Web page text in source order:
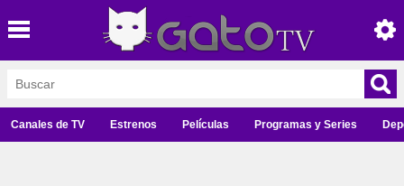
Canales de TV Estrenos Películas Programas y Series